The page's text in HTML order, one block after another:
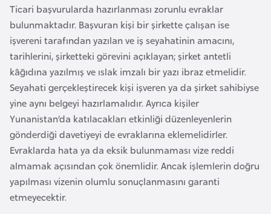
Ticari başvurularda hazırlanması zorunlu evraklar
bulunmaktadır. Başvuran kişi bir şirkette çalışan ise
işvereni tarafından yazılan ve iş seyahatinin amacını,
tarihlerini, şirketteki görevini açıklayan; şirket antetli
kâğıdına yazılmış ve ıslak imzalı bir yazı ibraz etmelidir.
Seyahati gerçekleştirecek kişi işveren ya da şirket sahibiyse
yine aynı belgeyi hazırlamalıdır. Ayrıca kişiler
Yunanistan’da katılacakları etkinliği düzenleyenlerin
gönderdiği davetiyeyi de evraklarına eklemelidirler.
Evraklarda hata ya da eksik bulunmaması vize reddi
almamak açısından çok önemlidir. Ancak işlemlerin doğru
yapılması vizenin olumlu sonuçlanmasını garanti
etmeyecektir.
n
B
a
h
r
e
y
n
B
a
n